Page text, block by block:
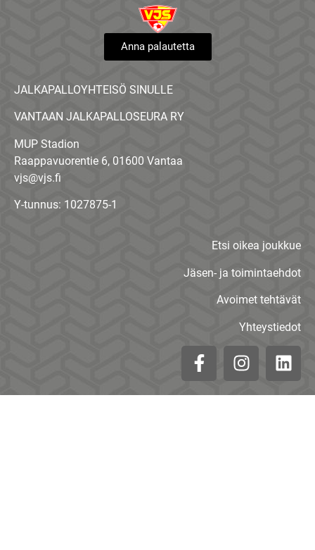
Anna palautetta
JALKAPALLOYHTEISÖ SINULLE
VANTAAN JALKAPALLOSEURA RY
MUP Stadion
Raappavuorentie 6, 01600 Vantaa
vjs@vjs.fi
Y-tunnus: 1027875-1
Etsi oikea joukkue
Jäsen- ja toimintaehdot
Avoimet tehtävät
Yhteystiedot